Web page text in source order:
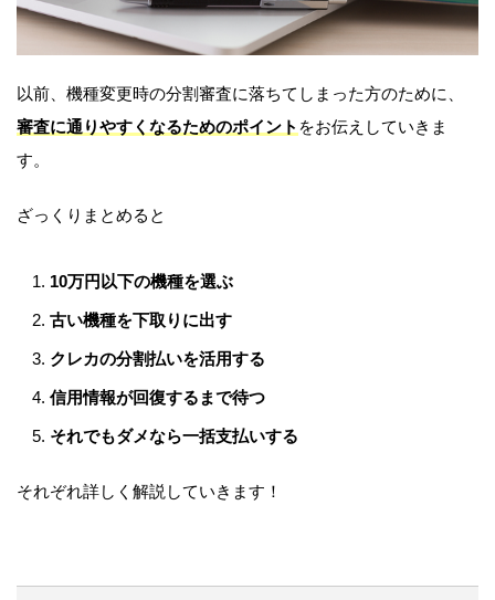
以前、機種変更時の分割審査に落ちてしまった方のために、
審査に通りやすくなるためのポイント をお伝えしていきま
す。
ざっくりまとめると
10万円以下の機種を選ぶ
古い機種を下取りに出す
クレカの分割払いを活用する
信用情報が回復するまで待つ
それでもダメなら一括支払いする
それぞれ詳しく解説していきます！